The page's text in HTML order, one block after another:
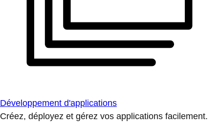
Développement d'applications
Créez, déployez et gérez vos applications facilement.